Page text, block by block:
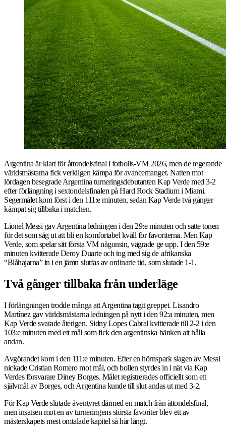
Argentina är klart för åttondelsfinal i fotbolls-VM 2026, men de regerande
världsmästarna fick verkligen kämpa för avancemanget. Natten mot
lördagen besegrade Argentina turneringsdebutanten Kap Verde med 3-2
efter förlängning i sextondelsfinalen på Hard Rock Stadium i Miami.
Segermålet kom först i den 111:e minuten, sedan Kap Verde två gånger
kämpat sig tillbaka i matchen.
Lionel Messi gav Argentina ledningen i den 29:e minuten och satte tonen
för det som såg ut att bli en komfortabel kväll för favoriterna. Men Kap
Verde, som spelar sitt första VM någonsin, vägrade ge upp. I den 59:e
minuten kvitterade Deroy Duarte och tog med sig de afrikanska
“Blåhajarna” in i en jämn slutfas av ordinarie tid, som slutade 1-1.
Två gånger tillbaka från underläge
I förlängningen trodde många att Argentina tagit greppet. Lisandro
Martínez gav världsmästarna ledningen på nytt i den 92:a minuten, men
Kap Verde svarade återigen. Sidny Lopes Cabral kvitterade till 2-2 i den
103:e minuten med ett mål som fick den argentinska bänken att hålla
andan.
Avgörandet kom i den 111:e minuten. Efter en hörnspark slagen av Messi
nickade Cristian Romero mot mål, och bollen styrdes in i nät via Kap
Verdes försvarare Diney Borges. Målet registrerades officiellt som ett
självmål av Borges, och Argentina kunde till slut andas ut med 3-2.
För Kap Verde slutade äventyret därmed en match från åttondelsfinal,
men insatsen mot en av turneringens största favoriter blev ett av
mästerskapets mest omtalade kapitel så här långt.